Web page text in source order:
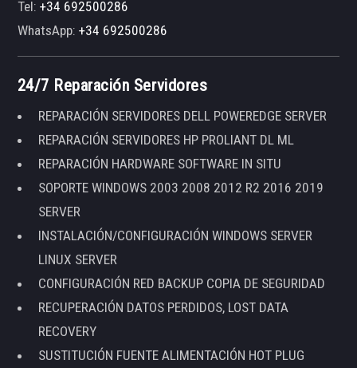
Tel:+34 692500286
WhatsApp:+34 692500286
24/7 Reparación Servidores
REPARACIÓN SERVIDORES DELL POWEREDGE SERVER
REPARACIÓN SERVIDORES HP PROLIANT DL ML
REPARACIÓN HARDWARE SOFTWARE IN SITU
SOPORTE WINDOWS 2003 2008 2012 R2 2016 2019
SERVER
INSTALACIÓN/CONFIGURACIÓN WINDOWS SERVER
LINUX SERVER
CONFIGURACIÓN RED BACKUP COPIA DE SEGURIDAD
RECUPERACIÓN DATOS PERDIDOS, LOST DATA
RECOVERY
SUSTITUCIÓN FUENTE ALIMENTACIÓN HOT PLUG